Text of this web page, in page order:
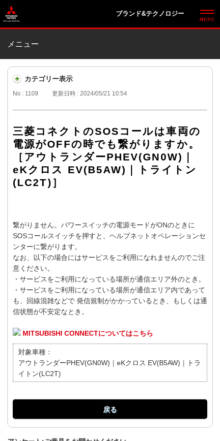
ブランド&テクノロジー
メニュー
カテゴリー表示
No : 1109 更新日時 : 2024/05/21 10:54
三菱コネクトのSOSコールは車両の
電源がOFFの時でも繋がりますか。
［アウトランダーPHEV(GN0W)｜
eKクロス EV(B5AW)｜トライトン
(LC2T)］
繋がりません。パワースイッチの電源モードがONのときに
SOSコールスイッチを押すと、ヘルプネットオペレーションセ
ンターに繋がります。
なお、以下の場合にはサービスをご利用になれませんのでご注
意ください。
・サービスをご利用になっている場所が通信エリア外のとき。
・サービスをご利用になっている場所が通信エリア内であって
も、回線混雑などで 発信規制がかかっているとき、もしくは通
信状態が不安定なとき。
MITSUBISHI CONNECTについてはこちら
対象車種：
アウトランダーPHEV(GN0W)｜eKクロス EV(B5AW)｜トラ
イトン(LC2T)
戻る